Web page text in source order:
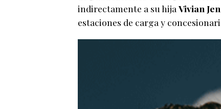
indirectamente a su hija Vivian
estaciones de carga y